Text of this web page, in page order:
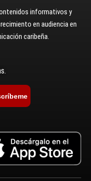
informativos y
en audiencia en
caribeña.